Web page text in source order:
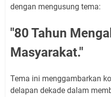
dengan mengusung tema:
"80 Tahun
Masyarakat."
Tema ini menggambarkan
delapan dekade dalam